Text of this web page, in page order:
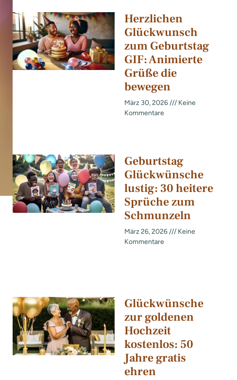
Herzlichen
Glückwunsch
zum Geburtstag
GIF: Animierte
Grüße die
bewegen
März 30, 2026
Keine
Kommentare
Geburtstag
Glückwünsche
lustig: 30 heitere
Sprüche zum
Schmunzeln
März 26, 2026
Keine
Kommentare
Glückwünsche
zur goldenen
Hochzeit
kostenlos: 50
Jahre gratis
ehren